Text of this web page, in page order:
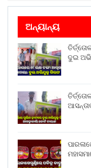
ଅନ୍ୟାନ୍ୟ
ଦୁଇ